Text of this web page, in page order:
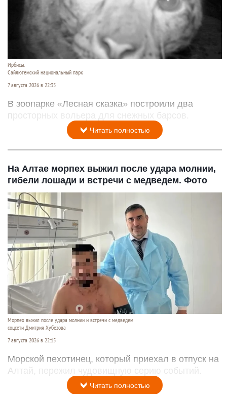
Ирбисы.
Сайлюгемский национальный парк
7 августа 2026 в 22:35
В зоопарке «Лесная сказка» построили два
просторных вольера для снежных барсов.
Читать полностью
На Алтае морпех выжил после удара молнии,
гибели лошади и встречи с медведем. Фото
Морпех выжил после удара молнии и встречи с медведем
соцсети Дмитрия Хубезова
7 августа 2026 в 22:15
Морской пехотинец, который приехал в отпуск на
Алтай, пережил чудовищную серию событий.
Читать полностью